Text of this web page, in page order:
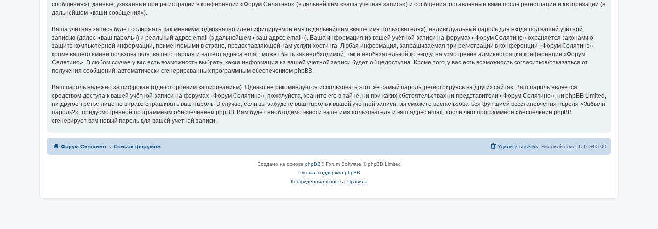
сообщения»), данные, указанные при регистрации в конференции «Форум Селятино» (в дальнейшем «ваша учётная запись») и сообщения, оставленные вами после регистрации и авторизации (в
дальнейшем «ваши сообщения»).
Ваша учётная запись будет содержать, как минимум, однозначно идентифицируемое имя (в дальнейшем «ваше имя пользователя»), индивидуальный пароль для входа под вашей учётной
записью (далее «ваш пароль») и реальный адрес email (в дальнейшем «ваш адрес email»). Ваша информация из вашей учётной записи на форумах «Форум Селятино» охраняется законами о
защите компьютерной информации, применяемыми в стране, предоставляющей нам услуги хостинга. Любая информация, запрашиваемая при регистрации в конференции «Форум Селятино»,
кроме вашего имени пользователя, вашего пароля и вашего адреса email, может быть как необходимой, так и необязательной ко вводу, на усмотрение администрации конференции «Форум
Селятино». В любом случае у вас есть возможность выбрать, какая информация из вашей учётной записи будет общедоступна. Кроме того, у вас есть возможность согласиться/отказаться от
получения сообщений, автоматически сгенерированных программным обеспечением phpBB.
Ваш пароль надёжно зашифрован (односторонним хэшированием). Однако не рекомендуется использовать этот же самый пароль, регистрируясь на других сайтах. Ваш пароль является
средством доступа к вашей учётной записи на форумах «Форум Селятино», пожалуйста, храните его в тайне, ни при каких обстоятельствах ни представители «Форум Селятино», ни phpBB Limited,
ни другое третье лицо не вправе спрашивать ваш пароль. В случае, если вы забудете ваш пароль к вашей учётной записи, вы сможете воспользоваться функцией восстановления пароля «Забыли
пароль?», предусмотренной программным обеспечением phpBB. Вам будет необходимо ввести ваше имя пользователя и ваш адрес email, после чего программное обеспечение phpBB
сгенерирует вам новый пароль для вашей учётной записи.
Форум Селятино Список форумов Часовой пояс: UTC+03:00
Удалить cookies
Создано на основе phpBB® Forum Software © phpBB Limited
Русская поддержка phpBB
Конфиденциальность| Правила